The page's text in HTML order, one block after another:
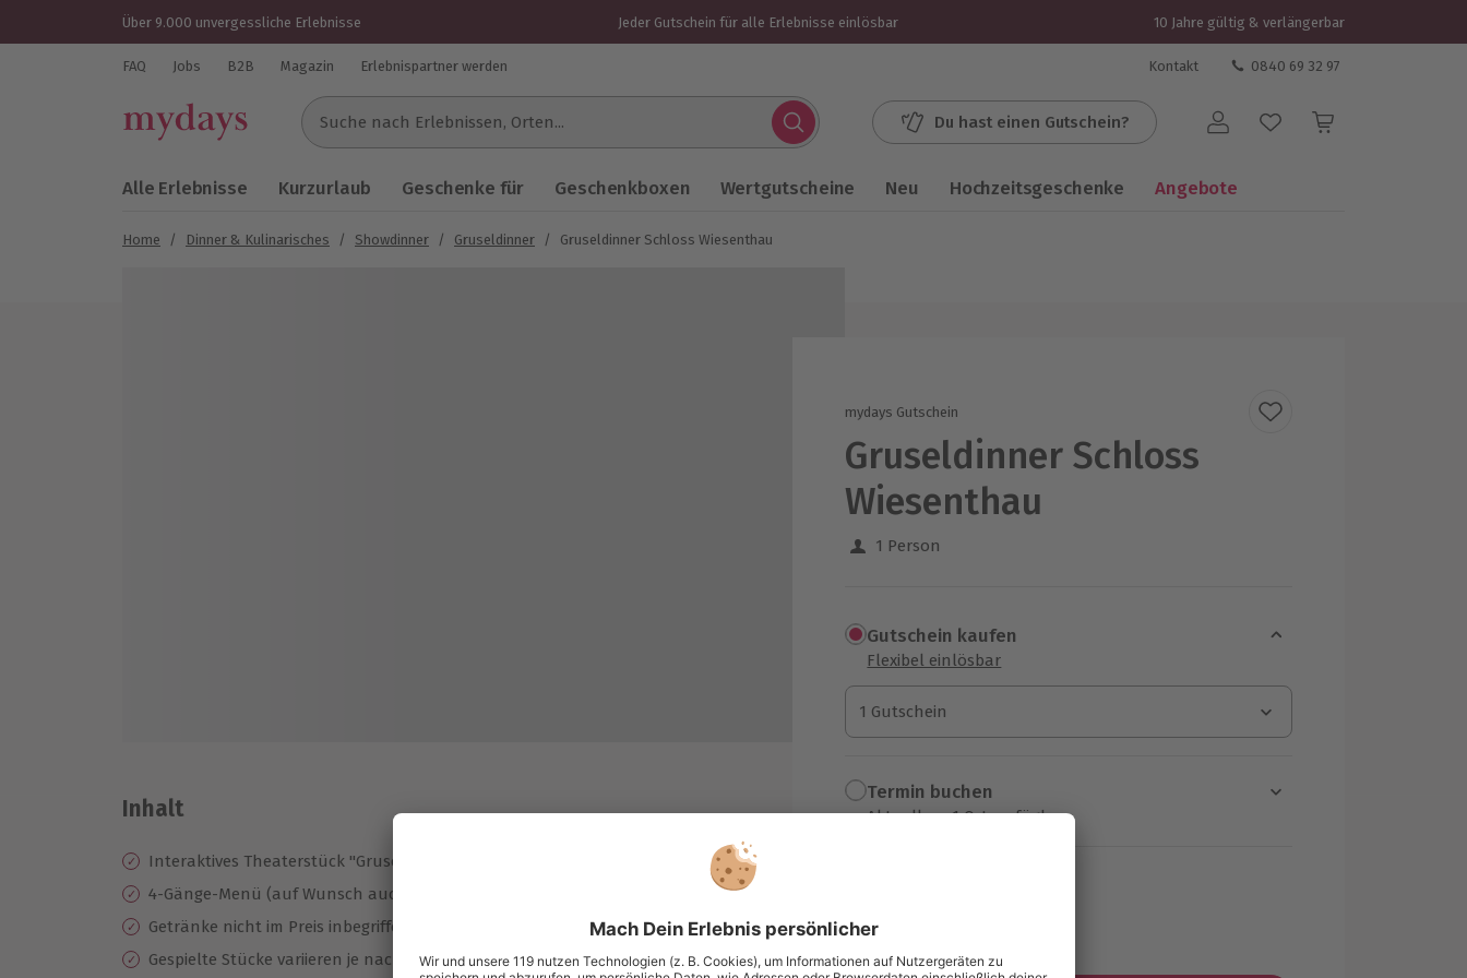
Über 9.000 unvergessliche Erlebnisse Jeder Gutschein für alle Erlebnisse einlösbar 10 Jahre gültig & verlängerbar
FAQ Jobs B2B Magazin Erlebnispartner werden Kontakt 0840 69 32 97
Suche nach Erlebnissen...
Du hast einen Gutschein? Benutzerkonto
Alle Erlebnisse Kurzurlaub Geschenke für Geschenkboxen Wertgutscheine Neu Hochzeitsgeschenke Angebote
Home / Dinner & Kulinarisches / Showdinner / Gruseldinner / Gruseldinner Schloss Wiesenthau
mydays Gutschein
Gruseldinner Schloss
Wiesenthau
1 Person
Gutschein kaufen
Flexibel einlösbar
1 Gutschein
1 Gutschein
1 Gutschein
Termin buchen
Aktuell an 1 Ort verfügbar
zzgl. Versand
Inhalt
Interaktives Theaterstück "Gruseldinner"
4-Gänge-Menü (auf Wunsch auch vegetarisch möglich)
Getränke nicht im Preis inbegriffen
Gespielte Stücke variieren je nach Termin